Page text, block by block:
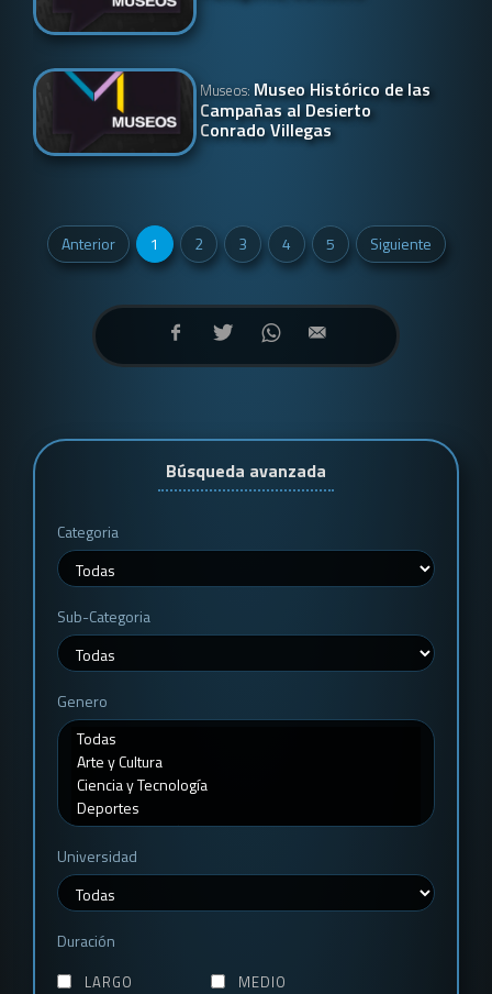
Museos: Museo Histórico de las
Campañas al Desierto
Conrado Villegas
Anterior 1 2 3 4 5 Siguiente
Búsqueda avanzada
Categoria
Sub-Categoria
Genero
Universidad
Duración
LARGO
MEDIO